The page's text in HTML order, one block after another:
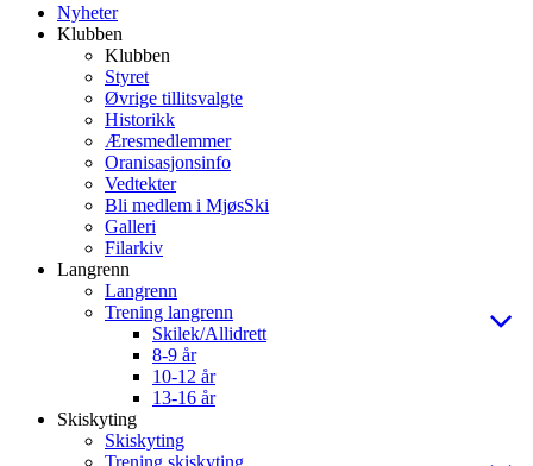
Nyheter
Klubben
Klubben
Styret
Øvrige tillitsvalgte
Historikk
Æresmedlemmer
Oranisasjonsinfo
Vedtekter
Bli medlem i MjøsSki
Galleri
Filarkiv
Langrenn
Langrenn
Trening langrenn
Skilek/Allidrett
8-9 år
10-12 år
13-16 år
Skiskyting
Skiskyting
Trening skiskyting